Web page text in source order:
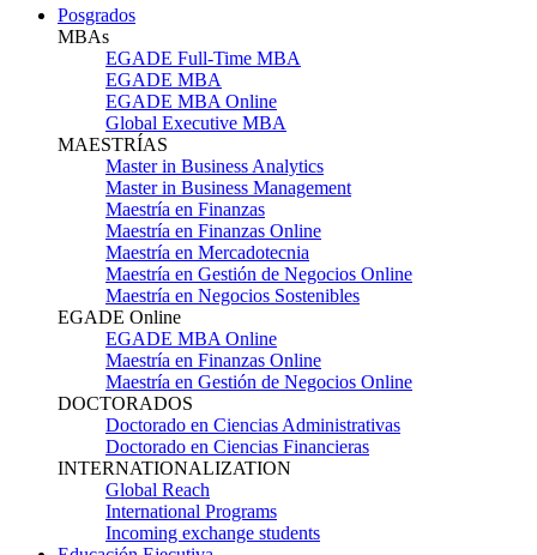
Posgrados
MBAs
EGADE Full-Time MBA
EGADE MBA
EGADE MBA Online
Global Executive MBA
MAESTRÍAS
Master in Business Analytics
Master in Business Management
Maestría en Finanzas
Maestría en Finanzas Online
Maestría en Mercadotecnia
Maestría en Gestión de Negocios Online
Maestría en Negocios Sostenibles
EGADE Online
EGADE MBA Online
Maestría en Finanzas Online
Maestría en Gestión de Negocios Online
DOCTORADOS
Doctorado en Ciencias Administrativas
Doctorado en Ciencias Financieras
INTERNATIONALIZATION
Global Reach
International Programs
Incoming exchange students